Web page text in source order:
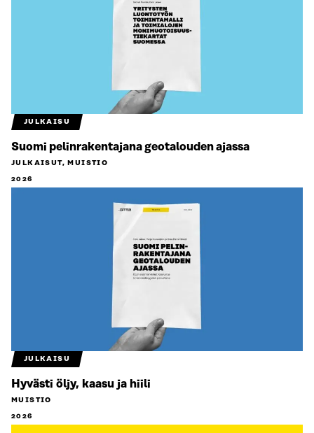
JULKAISU
Suomi pelinrakentajana geotalouden ajassa
JULKAISUT, MUISTIO
2026
JULKAISU
Hyvästi öljy, kaasu ja hiili
MUISTIO
2026